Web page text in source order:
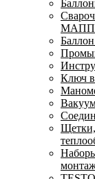
МАПП-
Ключ
Щетки,